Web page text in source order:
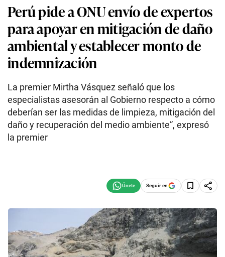
Perú pide a ONU envío de expertos
para apoyar en mitigación de daño
ambiental y establecer monto de
indemnización
La premier Mirtha Vásquez señaló que los
especialistas asesorán al Gobierno respecto a cómo
deberían ser las medidas de limpieza, mitigación del
daño y recuperación del medio ambiente”, expresó
la premier
Seguir en